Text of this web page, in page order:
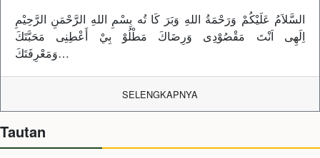
السَّلاَمُ عَلَيْكُمْ وَرَحْمَةُ اللهِ وَبَرَ كَا تُه بِسْمِ اللهِ الرَّحْمَنِ الرَّحِيْمِ
اِلَهِى اَنْتَ مَقْصُوْدِى وَرِضَاكَ مَطْلُوْ بِيْ أَعْطِنِى مَحَبَّتَكَ
وَمَعْرِفَتَكَ…
SELENGKAPNYA
Tautan